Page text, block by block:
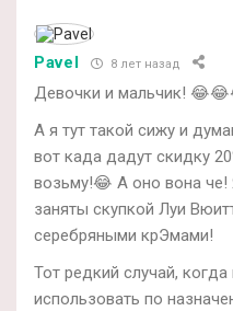
Pavel 8 лет назад
Девочки и мальчик! 😂😂😂
А я тут такой сижу и
вот када дадут скидку
возьму!😂 А оно вона че!
заняты скупкой Луи
серебряными крЭмами!
Тот редкий случай,
использовать по